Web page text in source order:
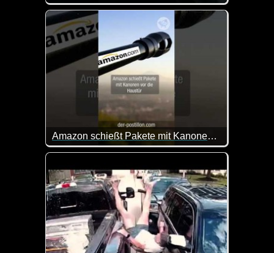
So ist das mit den Gutscheinen. Wenn Mütter ihre
Amazon schießt Pakete mit Kanonen vor die Haustür
Der Online-Versandhändler Amazon will Pakete